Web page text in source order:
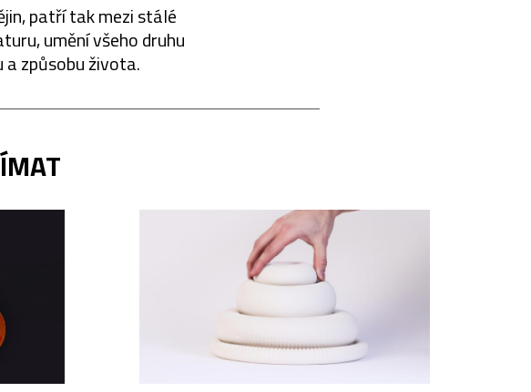
patří tak mezi stálé
umění všeho druhu
a způsobu života.